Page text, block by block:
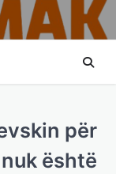
për
është